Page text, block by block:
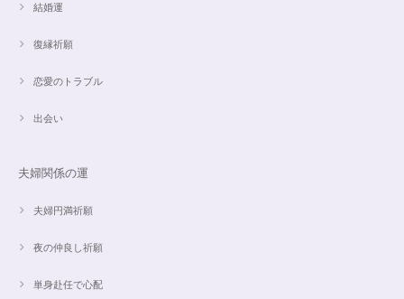
結婚運
復縁祈願
恋愛のトラブル
出会い
夫婦関係の運
夫婦円満祈願
夜の仲良し祈願
単身赴任で心配